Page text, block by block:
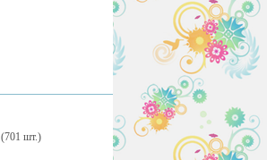
(701 шт.)